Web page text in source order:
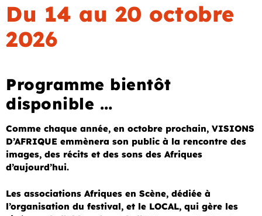
Du 14 au 20 octobre
2026
Programme bientôt
disponible …
Comme chaque année, en octobre prochain, VISIONS
D’AFRIQUE emmènera son public à la rencontre des
images, des récits et des sons des Afriques
d’aujourd’hui.
Les associations Afriques en Scène, dédiée à
l’organisation du festival, et le LOCAL, qui gère les